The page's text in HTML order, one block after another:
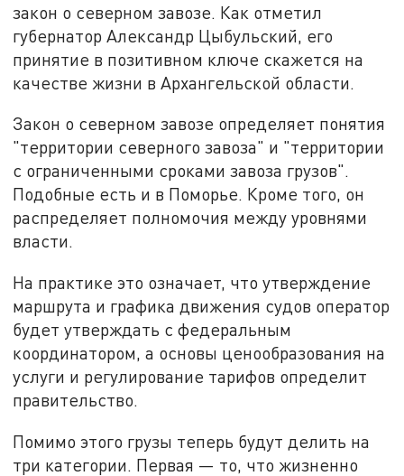
закон о северном завозе. Как отметил
губернатор Александр Цыбульский, его
принятие в позитивном ключе скажется на
качестве жизни в Архангельской области.
Закон о северном завозе определяет понятия
"территории северного завоза" и "территории
с ограниченными сроками завоза грузов".
Подобные есть и в Поморье. Кроме того, он
распределяет полномочия между уровнями
власти.
На практике это означает, что утверждение
маршрута и графика движения судов оператор
будет утверждать с федеральным
координатором, а основы ценообразования на
услуги и регулирование тарифов определит
правительство.
Помимо этого грузы теперь будут делить на
три категории. Первая — то, что жизненно